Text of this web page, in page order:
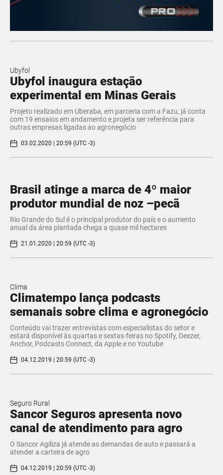
Ubyfol
Ubyfol inaugura estação
experimental em Minas Gerais
Projeto realizado em Uberaba, em parceria com a Fazu, já conta
com 19 ensaios em andamento e projeta ser referência para
outras empresas ligadas ao agronegócio
03.02.2020 | 20:59 (UTC -3)
​Brasil atinge a marca de 4º maior
produtor mundial de noz –pecã
Rio Grande do Sul é o principal produtor do país e o aumento
anual da área plantada chega a quase mil hectares
21.01.2020 | 20:59 (UTC -3)
Clima
Climatempo lança podcasts
semanais sobre clima e agronegócio
Conteúdo vai trazer entrevistas com especialistas do setor e
estará disponível às quartas e sextas-feiras no Spotify, Deezer,
Anchor, Podcasts Connect, da Apple e no Youtube
04.12.2019 | 20:59 (UTC -3)
Seguro Rural
Sancor Seguros apresenta novo
canal de atendimento para agro
O Sancor Agiliza já atende as demandas de auto e passará a
atender a carteira de agro
04.12.2019 | 20:59 (UTC -3)